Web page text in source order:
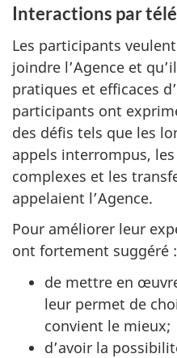
Interactions par
Les participants
joindre l’Agence et
pratiques et efficaces
participants ont
des défis tels que les
appels interrompus,
complexes et les
appelaient l’Agence.
Pour améliorer leur
ont fortement suggéré :
de mettre en
leur permet de
convient le mieux;
d’avoir la